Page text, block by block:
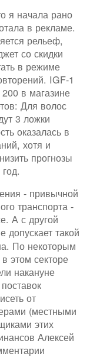
я начала рано
в рекламе.
рельеф,
со скидки
в режиме
IGF-1
в магазине
Для волос
3 ложки
оказалась в
хотя и
прогнозы
- привычной
транспорта -
А с другой
допускает такой
По некоторым
этом секторе
накануне
от
(местными
этих
Алексей